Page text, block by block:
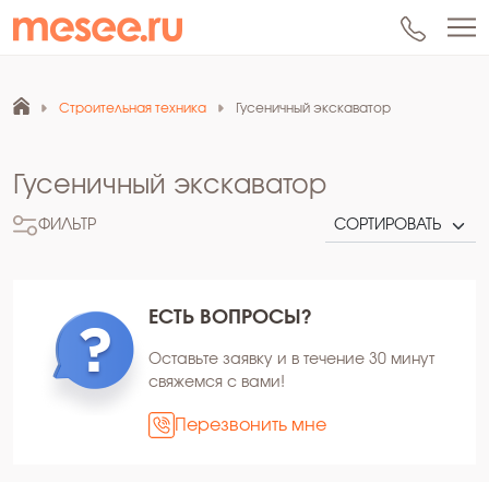
Строительная техника Гусеничный экскаватор
Гусеничный экскаватор
ФИЛЬТР
ЕСТЬ ВОПРОСЫ?
Оставьте заявку и в течение 30 минут
свяжемся с вами!
Перезвонить мне